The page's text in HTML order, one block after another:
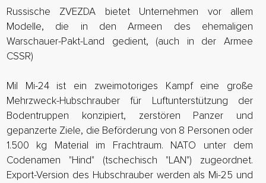
Russische ZVEZDA bietet Unternehmen vor allem
Modelle, die in den Armeen des ehemaligen
Warschauer-Pakt-Land gedient, (auch in der Armee
CSSR)
Mil Mi-24 ist ein zweimotoriges Kampf eine große
Mehrzweck-Hubschrauber für Luftunterstützung der
Bodentruppen konzipiert, zerstören Panzer und
gepanzerte Ziele, die Beförderung von 8 Personen oder
1.500 kg Material im Frachtraum. NATO unter dem
Codenamen "Hind" (tschechisch "LAN") zugeordnet.
Export-Version des Hubschrauber werden als Mi-25 und